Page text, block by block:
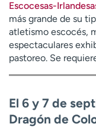
Escocesas-
más grande de su
atletismo escocés,
espectaculares
pastoreo. Se
El 6 y 7 de
Dragón de